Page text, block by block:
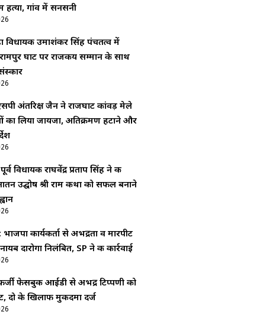
हत्या, गांव में सनसनी
विधायक उमाशंकर सिंह पंचतत्व में
घाट पर राजकीय सम्मान के साथ
अंतरिक्ष जैन ने राजघाट कांवड़ मेले
का लिया जायजा, अतिक्रमण हटाने और
विधायक राघवेंद्र प्रताप सिंह ने की
उद्घोष श्री राम कथा को सफल बनाने
भाजपा कार्यकर्ता से अभद्रता व मारपीट
दारोगा निलंबित, SP ने की कार्रवाई
फेसबुक आईडी से अभद्र टिप्पणी को
दो के खिलाफ मुकदमा दर्ज